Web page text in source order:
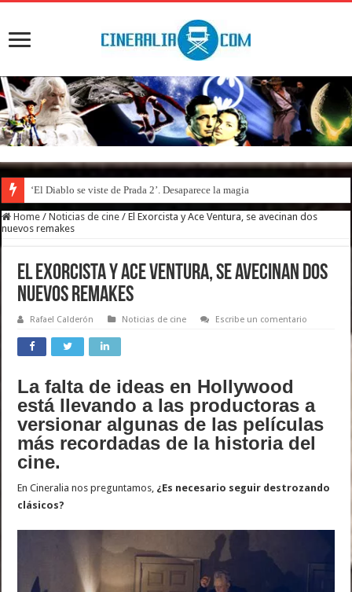
‘El Diablo se viste de Prada 2’. Desaparece la magia
Home / Noticias de cine / El Exorcista y Ace Ventura, se avecinan dos
nuevos remakes
El Exorcista y Ace Ventura, se avecinan dos
nuevos remakes
Rafael Calderón Noticias de cine Escribe un comentario
La falta de ideas en Hollywood
está llevando a las productoras a
versionar algunas de las películas
más recordadas de la historia del
cine.
En Cineralia nos preguntamos, ¿Es necesario seguir destrozando
clásicos?